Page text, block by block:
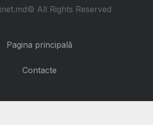
All Rights Reserved
Pagina principală
Contacte